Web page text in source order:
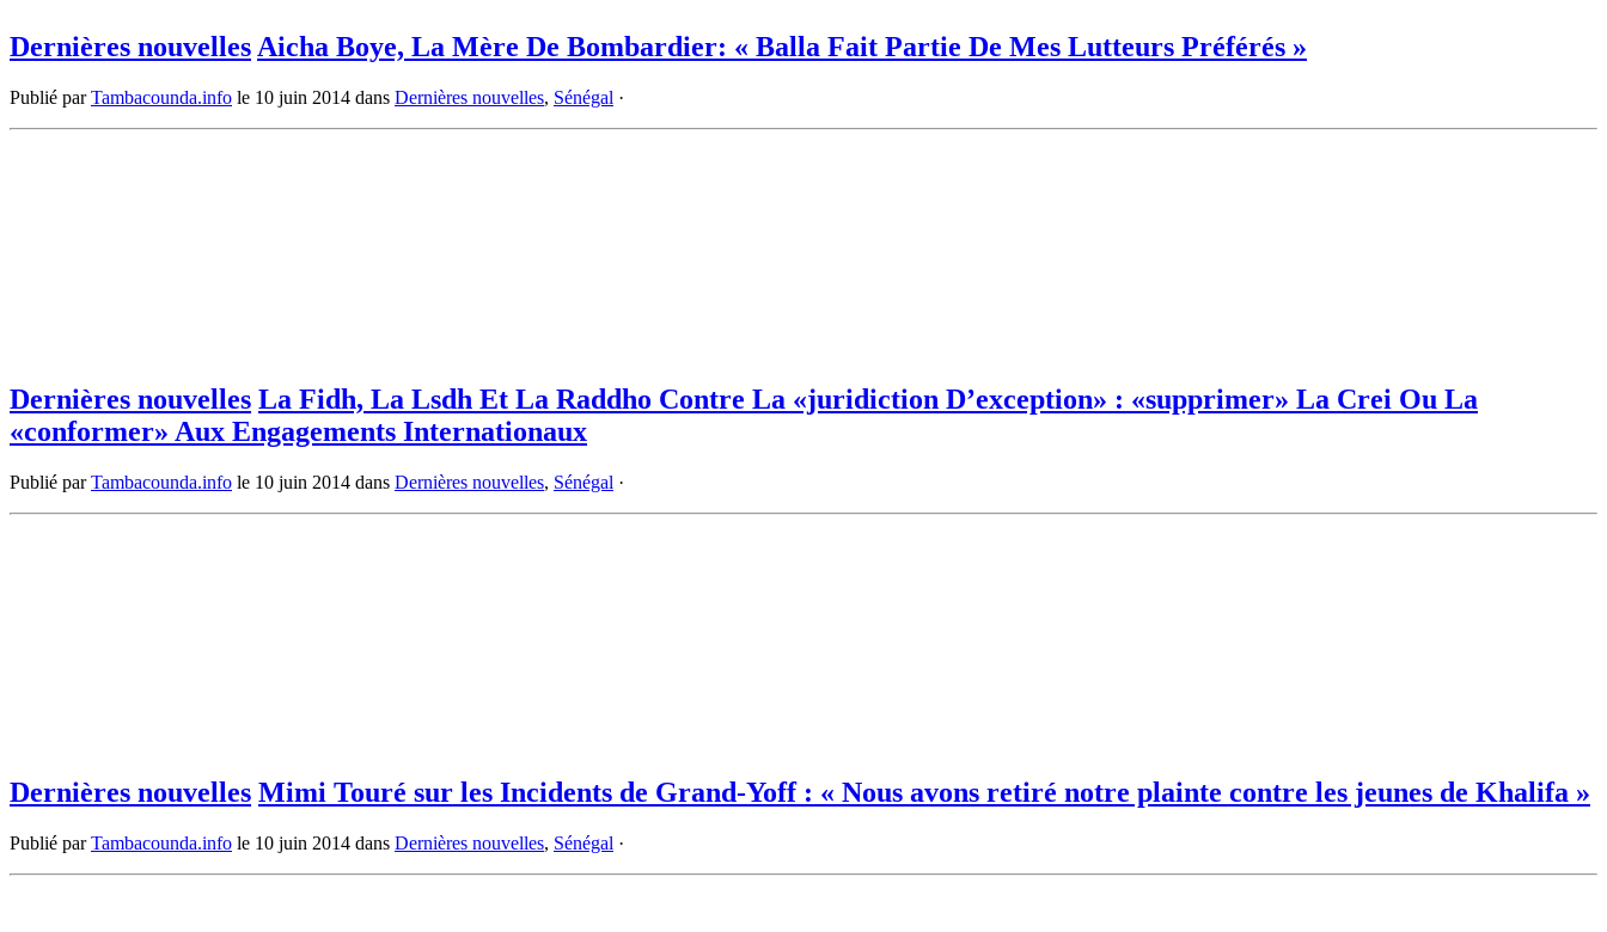
Dernières nouvelles Aicha Boye, La Mère De Bombardier: « Balla Fait Partie De Mes Lutteurs Préférés »
Publié parTambacounda.info le 10 juin 2014 dans Dernières nouvelles, Sénégal ·
Dernières nouvelles La Fidh, La Lsdh Et La Raddho Contre La «juridiction D’exception» : «supprimer» La Crei Ou La
«conformer» Aux Engagements Internationaux
Publié parTambacounda.info le 10 juin 2014 dans Dernières nouvelles, Sénégal ·
Dernières nouvelles Mimi Touré sur les Incidents de Grand-Yoff : « Nous avons retiré notre plainte contre les jeunes de Khalifa »
Publié parTambacounda.info le 10 juin 2014 dans Dernières nouvelles, Sénégal ·